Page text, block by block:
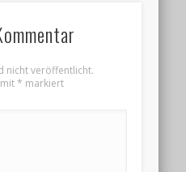
nicht veröffentlicht.
* markiert